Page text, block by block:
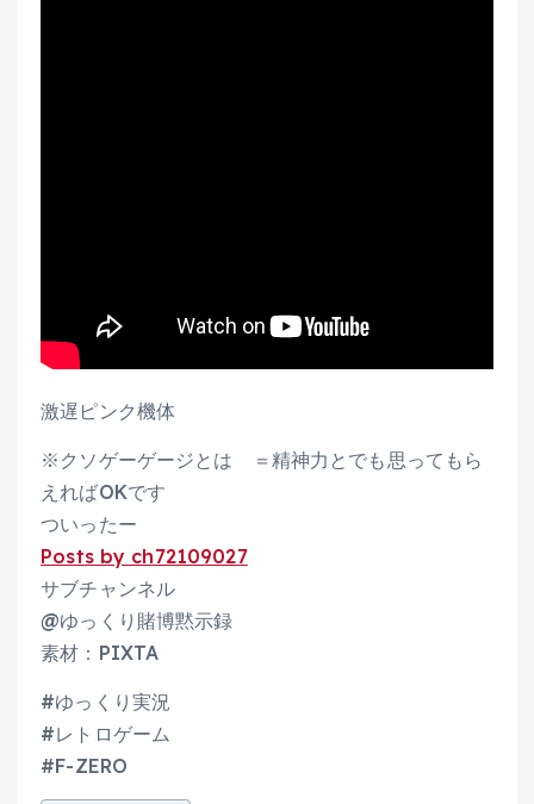
激遅ピンク機体
※クソゲーゲージとは ＝精神力とでも思ってもら
えればOKです
ついったー
Posts by ch72109027
サブチャンネル
@ゆっくり賭博黙示録
素材：PIXTA
#ゆっくり実況
#レトロゲーム
#F-ZERO